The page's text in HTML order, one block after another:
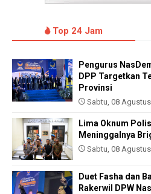
Top 24 Jam
Pengurus
DPP Targetkan
Provinsi
Sabtu, 08
Lima Oknum
Meninggalnya
Sabtu, 08
Duet Fasha dan
Rakerwil DPW